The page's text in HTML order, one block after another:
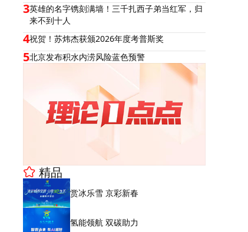
3英雄的名字镌刻满墙！三千扎西子弟当红军，归
来不到十人
4祝贺！苏炜杰获颁2026年度考普斯奖
5北京发布积水内涝风险蓝色预警
精品
赏冰乐雪 京彩新春
氢能领航 双碳助力